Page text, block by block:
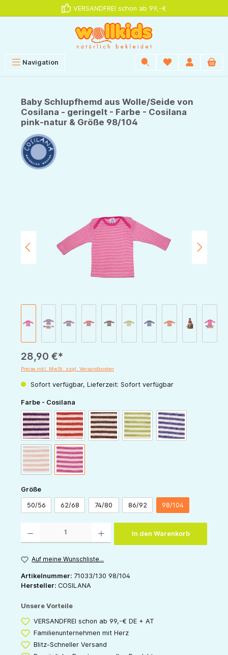
VERSANDFREI schon ab 99,-€
Navigation
Baby Schlupfhemd aus Wolle/Seide von
Cosilana - geringelt - Farbe - Cosilana
pink-natur & Größe 98/104
28,90 €*
Preise inkl. MwSt. zzgl. Versandkosten
Sofort verfügbar, Lieferzeit: Sofort verfügbar
Farbe - Cosilana
pflaume-naturrot-natur schoko-naturgrün-naturmarine-natur
orange-natur
(Diese Option ist zurzeit nicht verfügbar.)
pink-natur
Größeauswählen
50/56 62/68 74/80 86/92 98/104
In den Warenkorb
Auf meine Wunschliste...
Artikelnummer: 71033/130 98/104
Hersteller: COSILANA
Unsere Vorteile
VERSANDFREI schon ab 99,-€ DE + AT
Familienunternehmen mit Herz
Blitz-Schneller Versand